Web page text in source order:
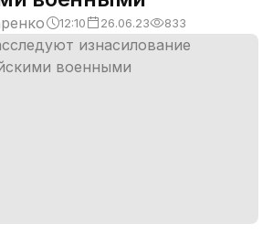
12:10 26.06.23 833